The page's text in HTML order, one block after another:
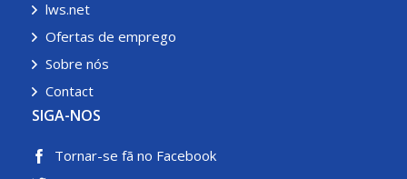
lws.net
Ofertas de emprego
Sobre nós
Contact
SIGA-NOS
Tornar-se fã no Facebook